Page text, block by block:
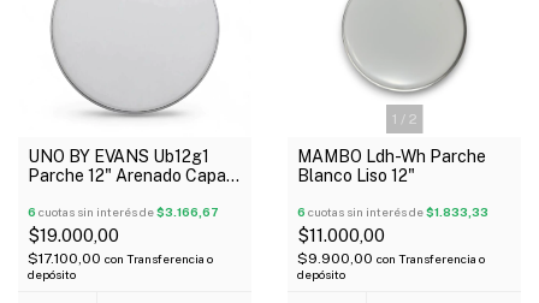
UNO BY EVANS Ub12g1
Parche 12" Arenado Capa
6 cuotas sin interés de$3.166,67
$19.000,00
$17.100,00 con Transferencia o
depósito
1 / 2
MAMBO Ldh-Wh Parche
Blanco Liso 12"
6 cuotas sin interés de$1.833,33
$11.000,00
$9.900,00 con Transferencia o
depósito